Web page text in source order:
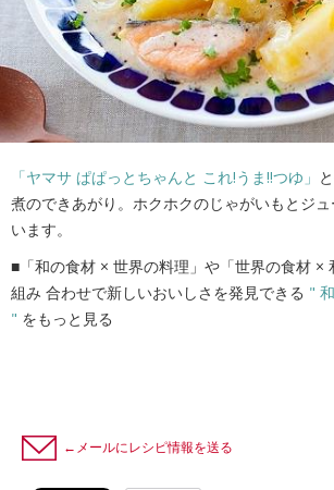
「ヤマサ ぱぱっとちゃんと これ!うま!!つゆ」
煮のできあがり。ホクホクのじゃがいもとジ
います。
■「和の食材 × 世界の料理」や「世界の食材 ×
組み 合わせで新しいおいしさを発見できる "
" をもっと見る
←メールにレシピ情報を送る